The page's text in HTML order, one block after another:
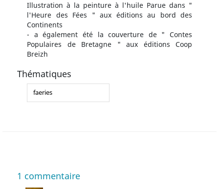
Illustration à la peinture à l'huile Parue dans "
l'Heure des Fées " aux éditions au bord des
Continents
- a également été la couverture de " Contes
Populaires de Bretagne " aux éditions Coop
Breizh
Thématiques
faeries
1 commentaire